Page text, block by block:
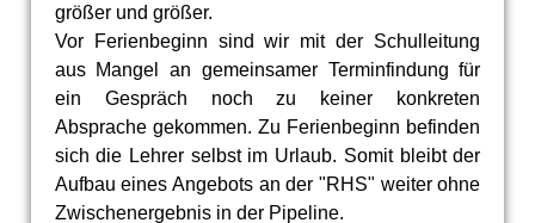
größer und größer.
Vor Ferienbeginn sind wir mit der Schulleitung
aus Mangel an gemeinsamer Terminfindung für
ein Gespräch noch zu keiner konkreten
Absprache gekommen. Zu Ferienbeginn befinden
sich die Lehrer selbst im Urlaub. Somit bleibt der
Aufbau eines Angebots an der "RHS" weiter ohne
Zwischenergebnis in der Pipeline.